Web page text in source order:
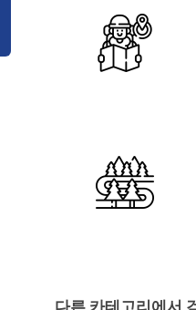
다른 카테고리에서